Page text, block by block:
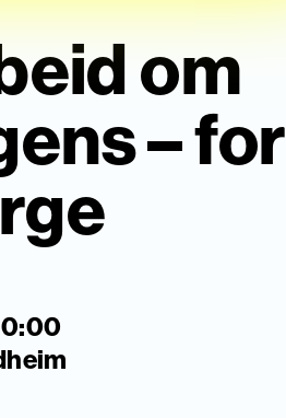
om
– for